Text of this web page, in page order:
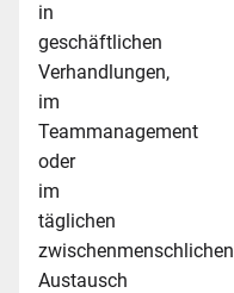
in
geschäftlichen
Verhandlungen,
im
Teammanagement
oder
im
täglichen
zwischenmenschlichen
Austausch